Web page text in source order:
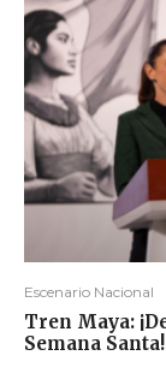
Escenario Nacional
Tren Maya:
Semana Santa!